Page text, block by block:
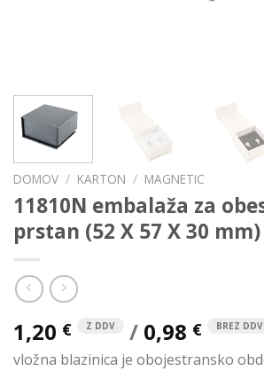
DOMOV / KARTON / MAGNETIC
11810N embalaža za
prstan (52 X 57 X 30 mm)
1,20 € Z DDV / 0,98 € BREZ DDV
vložna blazinica je obojestransko